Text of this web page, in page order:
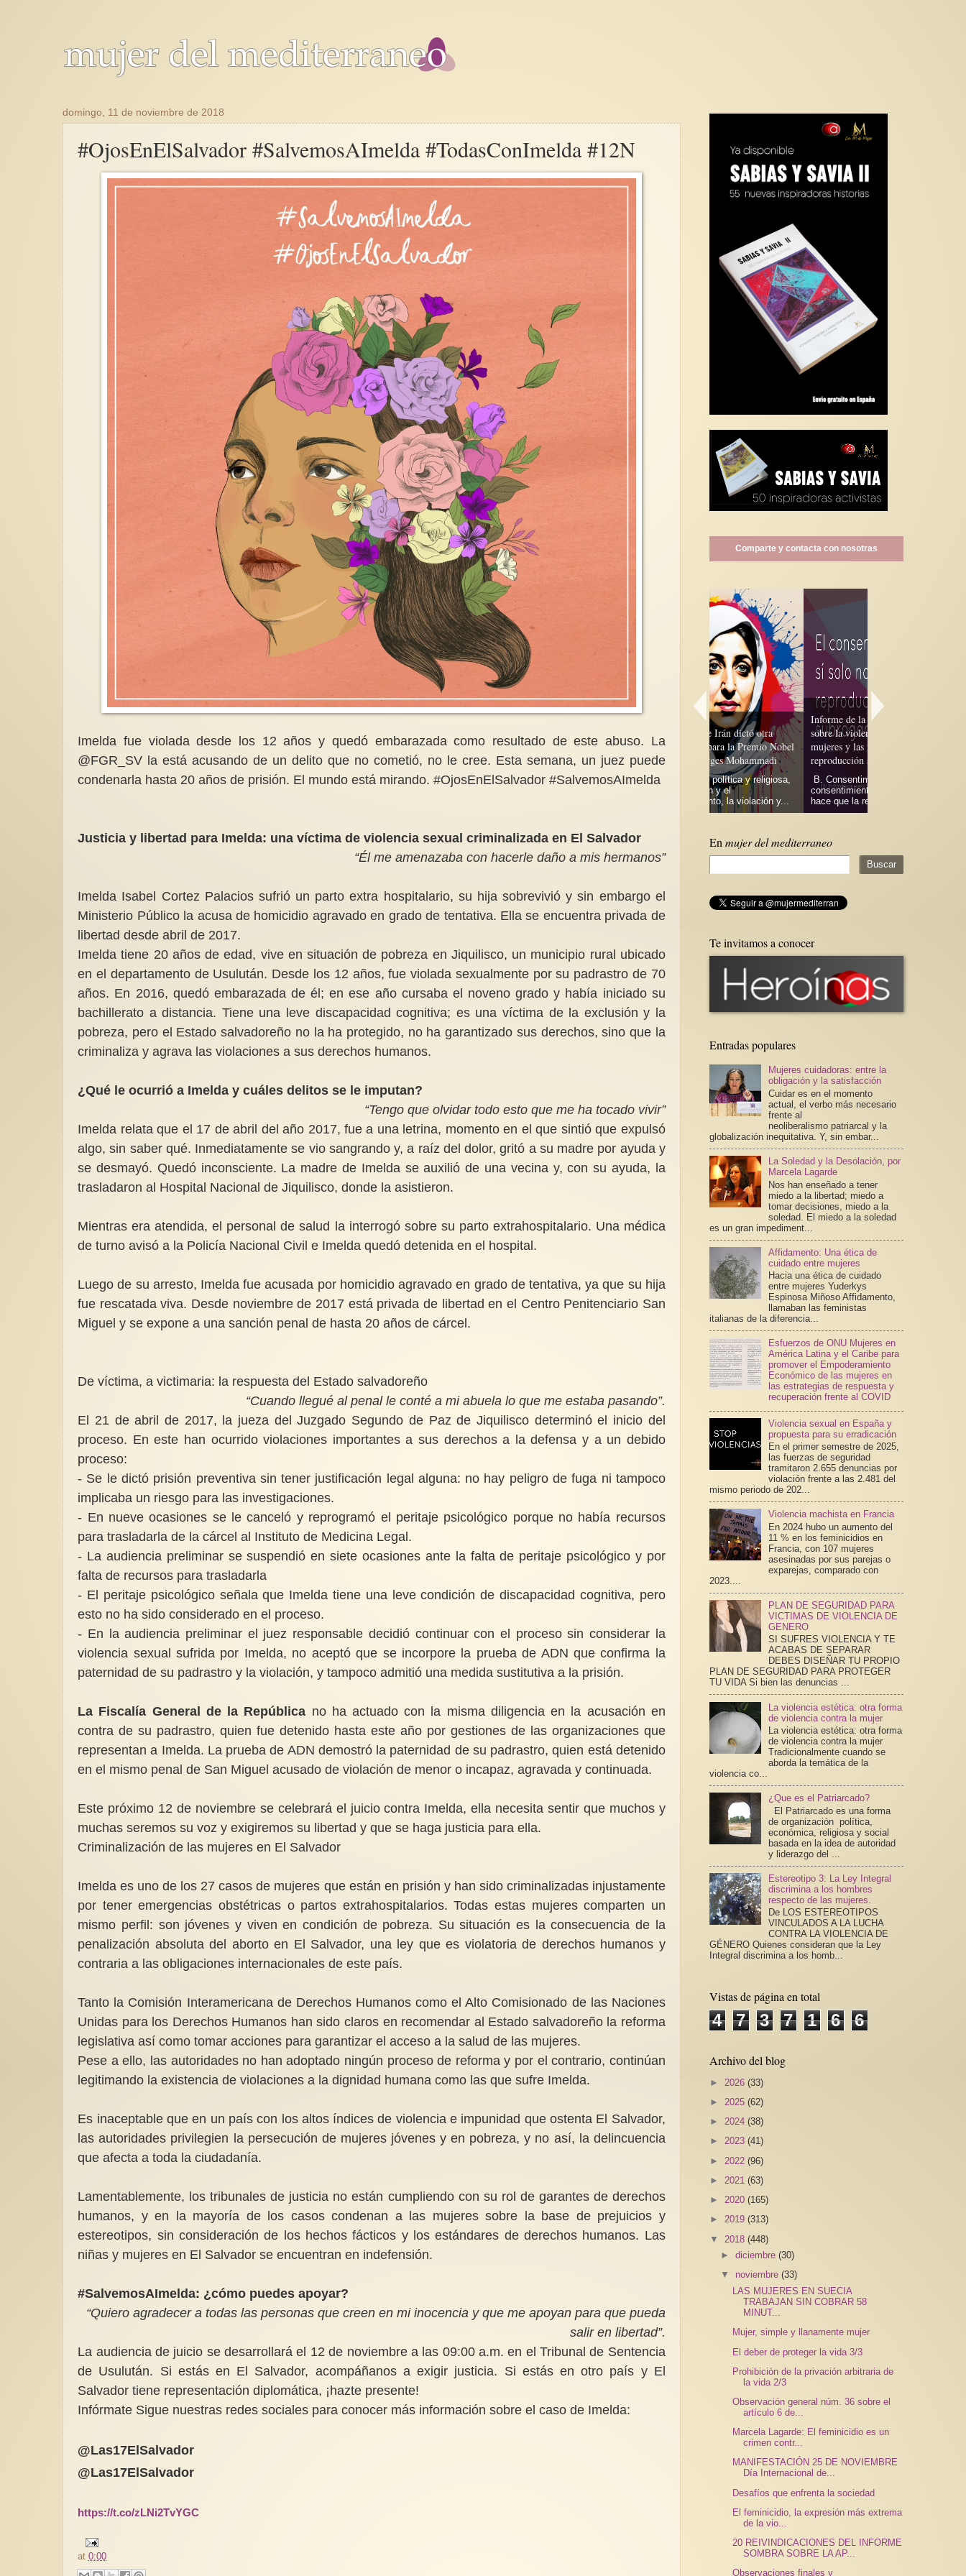
domingo, 11 de noviembre de 2018
#OjosEnElSalvador #SalvemosAImelda #TodasConImelda #12N
Imelda fue violada desde los 12 años y quedó embarazada como resultado de este abuso. La
@FGR_SV la está acusando de un delito que no cometió, no le cree. Esta semana, un juez puede
condenarla hasta 20 años de prisión. El mundo está mirando. #OjosEnElSalvador #SalvemosAImelda
Justicia y libertad para Imelda: una víctima de violencia sexual criminalizada en El Salvador
“Él me amenazaba con hacerle daño a mis hermanos”
Imelda Isabel Cortez Palacios sufrió un parto extra hospitalario, su hija sobrevivió y sin embargo el
Ministerio Público la acusa de homicidio agravado en grado de tentativa. Ella se encuentra privada de
libertad desde abril de 2017.
Imelda tiene 20 años de edad, vive en situación de pobreza en Jiquilisco, un municipio rural ubicado
en el departamento de Usulután. Desde los 12 años, fue violada sexualmente por su padrastro de 70
años. En 2016, quedó embarazada de él; en ese año cursaba el noveno grado y había iniciado su
bachillerato a distancia. Tiene una leve discapacidad cognitiva; es una víctima de la exclusión y la
pobreza, pero el Estado salvadoreño no la ha protegido, no ha garantizado sus derechos, sino que la
criminaliza y agrava las violaciones a sus derechos humanos.
¿Qué le ocurrió a Imelda y cuáles delitos se le imputan?
“Tengo que olvidar todo esto que me ha tocado vivir”
Imelda relata que el 17 de abril del año 2017, fue a una letrina, momento en el que sintió que expulsó
algo, sin saber qué. Inmediatamente se vio sangrando y, a raíz del dolor, gritó a su madre por ayuda y
se desmayó. Quedó inconsciente. La madre de Imelda se auxilió de una vecina y, con su ayuda, la
trasladaron al Hospital Nacional de Jiquilisco, donde la asistieron.
Mientras era atendida, el personal de salud la interrogó sobre su parto extrahospitalario. Una médica
de turno avisó a la Policía Nacional Civil e Imelda quedó detenida en el hospital.
Luego de su arresto, Imelda fue acusada por homicidio agravado en grado de tentativa, ya que su hija
fue rescatada viva. Desde noviembre de 2017 está privada de libertad en el Centro Penitenciario San
Miguel y se expone a una sanción penal de hasta 20 años de cárcel.
De víctima, a victimaria: la respuesta del Estado salvadoreño
“Cuando llegué al penal le conté a mi abuela lo que me estaba pasando”.
El 21 de abril de 2017, la jueza del Juzgado Segundo de Paz de Jiquilisco determinó el inicio del
proceso. En este han ocurrido violaciones importantes a sus derechos a la defensa y a un debido
proceso:
- Se le dictó prisión preventiva sin tener justificación legal alguna: no hay peligro de fuga ni tampoco
implicaba un riesgo para las investigaciones.
- En nueve ocasiones se le canceló y reprogramó el peritaje psicológico porque no había recursos
para trasladarla de la cárcel al Instituto de Medicina Legal.
- La audiencia preliminar se suspendió en siete ocasiones ante la falta de peritaje psicológico y por
falta de recursos para trasladarla
- El peritaje psicológico señala que Imelda tiene una leve condición dediscapacidad cognitiva, pero
esto no ha sido considerado en el proceso.
- En la audiencia preliminar el juez responsable decidió continuar con el proceso sin considerar la
violencia sexual sufrida por Imelda, no aceptó que se incorpore la prueba de ADN que confirma la
paternidad de su padrastro y la violación, y tampoco admitió una medida sustitutiva a la prisión.
La Fiscalía General de la República no ha actuado con la misma diligencia en la acusación en
contra de su padrastro, quien fue detenido hasta este año por gestiones de las organizaciones que
representan a Imelda. La prueba de ADN demostró la paternidad de su padrastro, quien está detenido
en el mismo penal de San Miguel acusado de violación de menor o incapaz, agravada y continuada.
Este próximo 12 de noviembre se celebrará el juicio contra Imelda, ella necesita sentir que muchos y
muchas seremos su voz y exigiremos su libertad y que se haga justicia para ella.
Criminalización de las mujeres en El Salvador
Imelda es uno de los 27 casos de mujeres que están en prisión y han sido criminalizadas injustamente
por tener emergencias obstétricas o partos extrahospitalarios. Todas estas mujeres comparten un
mismo perfil: son jóvenes y viven en condición de pobreza. Su situación es la consecuencia de la
penalización absoluta del aborto en El Salvador, una ley que es violatoria de derechos humanos y
contraria a las obligaciones internacionales de este país.
Tanto la Comisión Interamericana de Derechos Humanos como el Alto Comisionado de las Naciones
Unidas para los Derechos Humanos han sido claros en recomendar al Estado salvadoreño la reforma
legislativa así como tomar acciones para garantizar el acceso a la salud de las mujeres.
Pese a ello, las autoridades no han adoptado ningún proceso de reforma y por el contrario, continúan
legitimando la existencia de violaciones a la dignidad humana como las que sufre Imelda.
Es inaceptable que en un país con los altos índices de violencia e impunidad que ostenta El Salvador,
las autoridades privilegien la persecución de mujeres jóvenes y en pobreza, y no así, la delincuencia
que afecta a toda la ciudadanía.
Lamentablemente, los tribunales de justicia no están cumpliendo con su rol de garantes de derechos
humanos, y en la mayoría de los casos condenan a las mujeres sobre la base de prejuicios y
estereotipos, sin consideración de los hechos fácticos y los estándares de derechos humanos. Las
niñas y mujeres en El Salvador se encuentran en indefensión.
#SalvemosAImelda: ¿cómo puedes apoyar?
“Quiero agradecer a todas las personas que creen en mi inocencia y que me apoyan para que pueda
salir en libertad”.
La audiencia de juicio se desarrollará el 12 de noviembre a las 09:00 a.m. en el Tribunal de Sentencia
de Usulután. Si estás en El Salvador, acompáñanos a exigir justicia. Si estás en otro país y El
Salvador tiene representación diplomática, ¡hazte presente!
Infórmate Sigue nuestras redes sociales para conocer más información sobre el caso de Imelda:
@Las17ElSalvador
@Las17ElSalvador
https://t.co/zLNi2TvYGC
at0:00
Comparte y contacta con nosotras
Mujeres que diseñan, siembran y
venden flores
De vez en cuando se hace
necesario alejarse de la densidad
de los temas y asuntos
condena más para la Premio Nobel
de la Paz, Narges Mohammadi
La represión política y religiosa,
encarcelamiento, la violación y...
Informe de la Relatora Especial
sobre la violencia contra las
mujeres y las niñas (contexto de la
reproducción subrogada)9/10
B. Consentimiento 61. El
consentimiento por sí solo no
hace que la reproducción...
En mujer del mediterraneo
Te invitamos a conocer
Entradas populares
Mujeres cuidadoras: entre la
obligación y la satisfacción
Cuidar es en el momento
actual, el verbo más necesario
frente al
neoliberalismo patriarcal y la
globalización inequitativa. Y, sin embar...
La Soledad y la Desolación, por
Marcela Lagarde
Nos han enseñado a tener
miedo a la libertad; miedo a
tomar decisiones, miedo a la
soledad. El miedo a la soledad
es un gran impediment...
Affidamento: Una ética de
cuidado entre mujeres
Hacia una ética de cuidado
entre mujeres Yuderkys
Espinosa Miñoso Affidamento,
llamaban las feministas
italianas de la diferencia...
Esfuerzos de ONU Mujeres en
América Latina y el Caribe para
promover el Empoderamiento
Económico de las mujeres en
las estrategias de respuesta y
recuperación frente al COVID
Violencia sexual en España y
propuesta para su erradicación
En el primer semestre de 2025,
las fuerzas de seguridad
tramitaron 2.655 denuncias por
violación frente a las 2.481 del
mismo periodo de 202...
Violencia machista en Francia
En 2024 hubo un aumento del
11 % en los feminicidios en
Francia, con 107 mujeres
asesinadas por sus parejas o
exparejas, comparado con
2023....
PLAN DE SEGURIDAD PARA
VICTIMAS DE VIOLENCIA DE
GENERO
SI SUFRES VIOLENCIA Y TE
ACABAS DE SEPARAR
DEBES DISEÑAR TU PROPIO
PLAN DE SEGURIDAD PARA PROTEGER
TU VIDA Si bien las denuncias ...
La violencia estética: otra forma
de violencia contra la mujer
La violencia estética: otra forma
de violencia contra la mujer
Tradicionalmente cuando se
aborda la temática de la
violencia co...
¿Que es el Patriarcado?
El Patriarcado es una forma
de organización política,
económica, religiosa y social
basada en la idea de autoridad
y liderazgo del ...
Estereotipo 3: La Ley Integral
discrimina a los hombres
respecto de las mujeres.
De LOS ESTEREOTIPOS
VINCULADOS A LA LUCHA
CONTRA LA VIOLENCIA DE
GÉNERO Quienes consideran que la Ley
Integral discrimina a los homb...
Vistas de página en total
4 7 3 7 1 6 6
Archivo del blog
► 2026 (33)
► 2025 (62)
► 2024 (38)
► 2023 (41)
► 2022 (96)
► 2021 (63)
► 2020 (165)
► 2019 (313)
▼ 2018 (448)
►diciembre(30)
▼ noviembre(33)
LAS MUJERES EN SUECIA
TRABAJAN SIN COBRAR 58
MINUT...
Mujer, simple y llanamente mujer
El deber de proteger la vida 3/3
Prohibición de la privación arbitraria de
la vida 2/3
Observación general núm. 36 sobre el
artículo 6 de...
Marcela Lagarde: El feminicidio es un
crimen contr...
MANIFESTACIÓN 25 DE NOVIEMBRE
Día Internacional de...
Desafíos que enfrenta la sociedad
El feminicidio, la expresión más extrema
de la vio...
20 REIVINDICACIONES DEL INFORME
SOMBRA SOBRE LA AP...
Observaciones finales y